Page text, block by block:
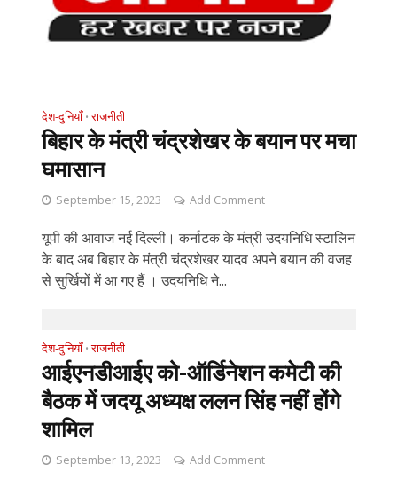
देश-दुनियाँ • राजनीती
बिहार के मंत्री चंद्रशेखर के बयान पर मचा
घमासान
September 15, 2023 Add Comment
यूपी की आवाज नई दिल्ली। कर्नाटक के मंत्री उदयनिधि स्टालिन
के बाद अब बिहार के मंत्री चंद्रशेखर यादव अपने बयान की वजह
से सुर्खियों में आ गए हैं । उदयनिधि ने...
देश-दुनियाँ • राजनीती
आईएनडीआईए को-ऑर्डिनेशन कमेटी की
बैठक में जदयू अध्यक्ष ललन सिंह नहीं होंगे
शामिल
September 13, 2023 Add Comment